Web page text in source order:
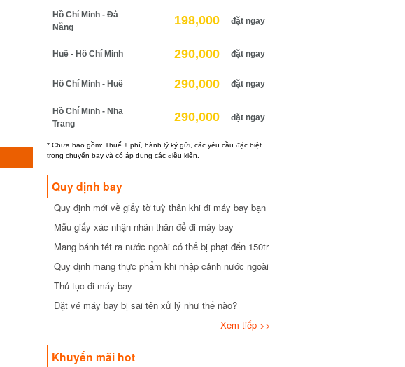
Hồ Chí Minh - Đà
Nẵng
198,000 đặt ngay
Huế - Hồ Chí Minh 290,000 đặt ngay
Hồ Chí Minh - Huế 290,000 đặt ngay
Hồ Chí Minh - Nha
Trang
290,000 đặt ngay
* Chưa bao gồm: Thuế + phí, hành lý ký gửi, các yêu cầu đặc biệt
trong chuyến bay và có áp dụng các điều kiện.
Quy dịnh bay
Quy định mới về giấy tờ tuỳ thân khi đi máy bay bạn
cần biết
Mẫu giấy xác nhận nhân thân để đi máy bay
Mang bánh tét ra nước ngoài có thể bị phạt đến 150tr
Quy định mang thực phẩm khi nhập cảnh nước ngoài
Thủ tục đi máy bay
Đặt vé máy bay bị sai tên xử lý như thế nào?
Xem tiếp >>
Khuyến mãi hot